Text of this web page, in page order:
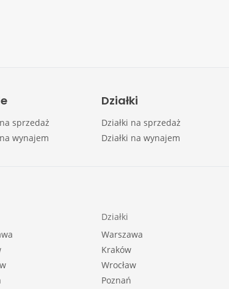
sprzedaż
wynajem
Działki
Działki na sprzedaż
Działki na wynajem
Działki
Warszawa
Kraków
Wrocław
Poznań